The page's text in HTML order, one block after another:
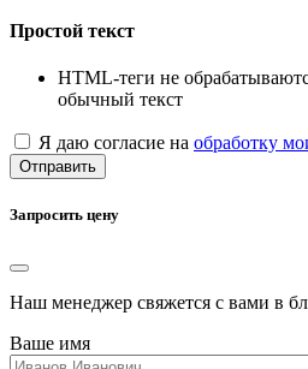
Простой текст
HTML-теги не
обычный текст
Я даю согласие на обработку
Отправить
Запросить цену
Наш менеджер свяжется с вами в
Ваше имя